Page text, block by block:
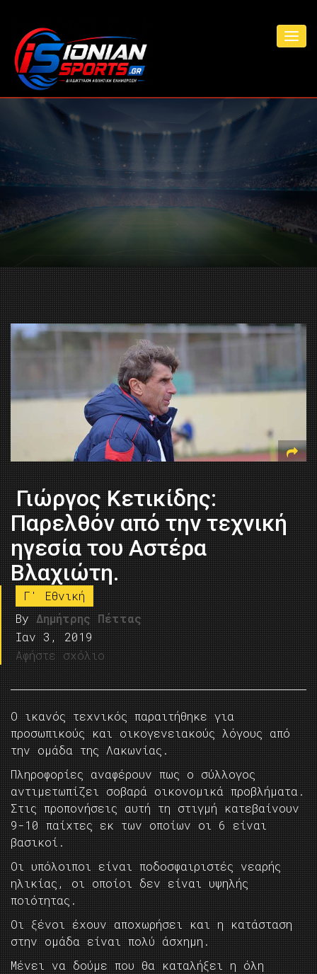
Γιώργος Κετικίδης:
Παρελθόν από την τεχνική
ηγεσία του Αστέρα
Βλαχιώτη.
Γ' Εθνική
By Δημήτρης Πέττας
Ιαν 3, 2019
Αφήστε σχόλιο
Ο ικανός τεχνικός παραιτήθηκε για
προσωπικούς και οικογενειακούς λόγους από
την ομάδα της Λακωνίας.
Πληροφορίες αναφέρουν πως ο σύλλογος
αντιμετωπίζει σοβαρά οικονομικά προβλήματα.
Στις προπονήσεις αυτή τη στιγμή κατεβαίνουν
9-10 παίχτες εκ των οποίων οι 6 είναι
βασικοί.
Οι υπόλοιποι είναι ποδοσφαιριστές νεαρής
ηλικίας, οι οποίοι δεν είναι υψηλής
ποιότητας.
Οι ξένοι έχουν αποχωρήσει και η κατάσταση
στην ομάδα είναι πολύ άσχημη.
Μένει να δούμε που θα καταλήξει η όλη